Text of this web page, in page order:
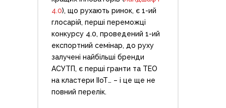
4.0), що рухають ринок, є 1-ий
глосарій, перші переможці
конкурсу 4.0, проведений 1-ий
експортний семінар, до руху
залучені найбільші бренди
АСУТП, є перші гранти та ТЕО
на кластери ІІоТ… – і це ще не
повний перелік.